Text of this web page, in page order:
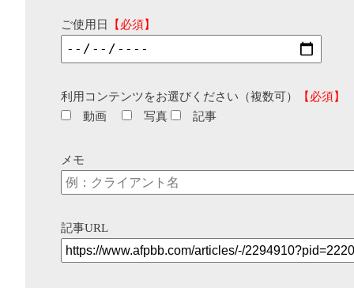
ご使用日 【必須】
利用コンテンツをお選びください（複数可）
【必須】
動画
写真 記事
メモ
記事URL